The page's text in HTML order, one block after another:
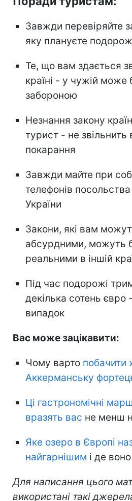
Завжди перевіряйте
яку плануєте
Те, що вам здається
країні - у чужій може
забороною
Незнання закону
турист - не звільнить
покарання
Завжди майте при
телефонів
України
Закони, які вам
абсурдними, можуть
реальними в іншій
Під час подорожі
декілька сотень
випадок
Вас може зацікавити:
Чому варто побачити
Аккерманську
Ці гастрономічні
вразять вас не менш
Яке озеро в Європі
найгарнішим і де
Для написання цього
використані такі